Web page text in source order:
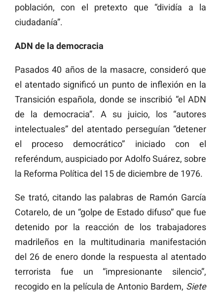
población, con el pretexto que “dividía a la
ciudadanía”.
ADN de la democracia
Pasados 40 años de la masacre, consideró que
el atentado significó un punto de inflexión en la
Transición española, donde se inscribió “el ADN
de la democracia”. A su juicio, los “autores
intelectuales” del atentado perseguían “detener
el proceso democrático” iniciado con el
referéndum, auspiciado por Adolfo Suárez, sobre
la Reforma Política del 15 de diciembre de 1976.
Se trató, citando las palabras de Ramón García
Cotarelo, de un “golpe de Estado difuso” que fue
detenido por la reacción de los trabajadores
madrileños en la multitudinaria manifestación
del 26 de enero donde la respuesta al atentado
terrorista fue un “impresionante silencio”,
recogido en la película de Antonio Bardem, Siete